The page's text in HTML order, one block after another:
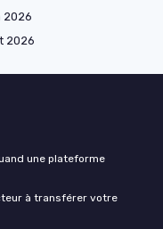
2026
2026
une plateforme
à transférer votre